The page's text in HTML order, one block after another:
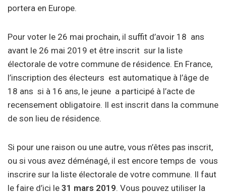
portera en Europe.
Pour voter le 26 mai prochain, il suffit d’avoir 18 ans
avant le 26 mai 2019 et être inscrit sur la liste
électorale de votre commune de résidence. En France,
l’inscription des électeurs est automatique à l’âge de
18 ans si à 16 ans, le jeune a participé à l’acte de
recensement obligatoire. Il est inscrit dans la commune
de son lieu de résidence.
Si pour une raison ou une autre, vous n’êtes pas inscrit,
ou si vous avez déménagé, il est encore temps de vous
inscrire sur la liste électorale de votre commune. Il faut
le faire d’ici le 31 mars 2019. Vous pouvez utiliser la